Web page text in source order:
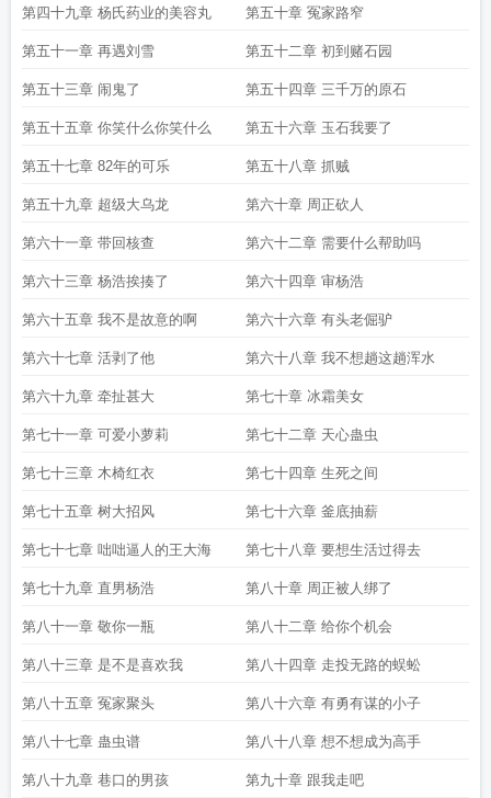
第四十九章 杨氏药业的美容丸 第五十章 冤家路窄
第五十一章 再遇刘雪 第五十二章 初到赌石园
第五十三章 闹鬼了 第五十四章 三千万的原石
第五十五章 你笑什么你笑什么 第五十六章 玉石我要了
第五十七章 82年的可乐 第五十八章 抓贼
第五十九章 超级大乌龙 第六十章 周正砍人
第六十一章 带回核查 第六十二章 需要什么帮助吗
第六十三章 杨浩挨揍了 第六十四章 审杨浩
第六十五章 我不是故意的啊 第六十六章 有头老倔驴
第六十七章 活剥了他 第六十八章 我不想趟这趟浑水
第六十九章 牵扯甚大 第七十章 冰霜美女
第七十一章 可爱小萝莉 第七十二章 天心蛊虫
第七十三章 木椅红衣 第七十四章 生死之间
第七十五章 树大招风 第七十六章 釜底抽薪
第七十七章 咄咄逼人的王大海 第七十八章 要想生活过得去
第七十九章 直男杨浩 第八十章 周正被人绑了
第八十一章 敬你一瓶 第八十二章 给你个机会
第八十三章 是不是喜欢我 第八十四章 走投无路的蜈蚣
第八十五章 冤家聚头 第八十六章 有勇有谋的小子
第八十七章 蛊虫谱 第八十八章 想不想成为高手
第八十九章 巷口的男孩 第九十章 跟我走吧